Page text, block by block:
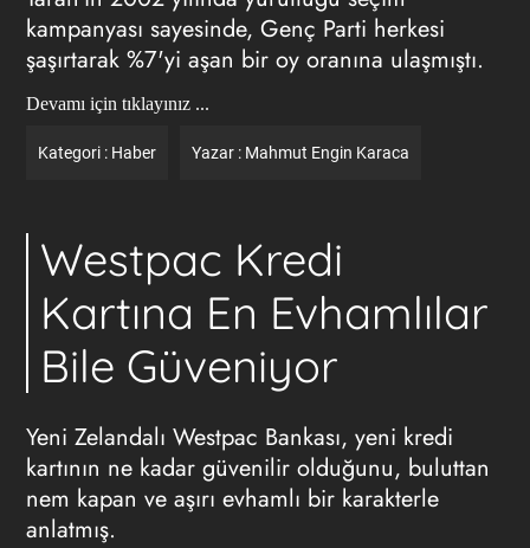
kampanyası sayesinde, Genç Parti herkesi
şaşırtarak %7'yi aşan bir oy oranına ulaşmıştı.
Devamı için tıklayınız ...
Kategori : Haber Yazar : Mahmut Engin Karaca
Westpac Kredi
Kartına En Evhamlılar
Bile Güveniyor
Yeni Zelandalı Westpac Bankası, yeni kredi
kartının ne kadar güvenilir olduğunu, buluttan
nem kapan ve aşırı evhamlı bir karakterle
anlatmış.